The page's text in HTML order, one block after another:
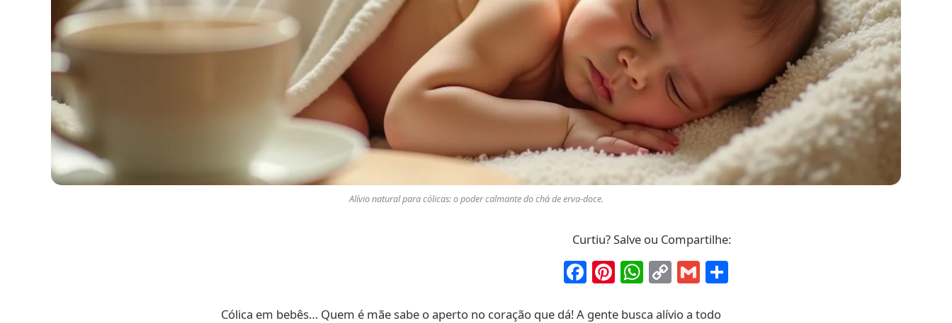
Alívio natural para cólicas: o poder calmante do chá de erva-doce.
Curtiu? Salve ou Compartilhe:
Facebook
Pinterest
WhatsApp
CopyGmail
Cólica em bebês… Quem é mãe sabe o aperto no coração que dá! A gente busca alívio a todo